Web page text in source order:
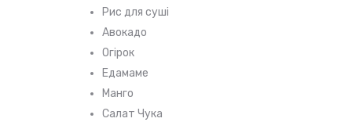
Рис для суші
Авокадо
Огірок
Едамаме
Манго
Салат Чука